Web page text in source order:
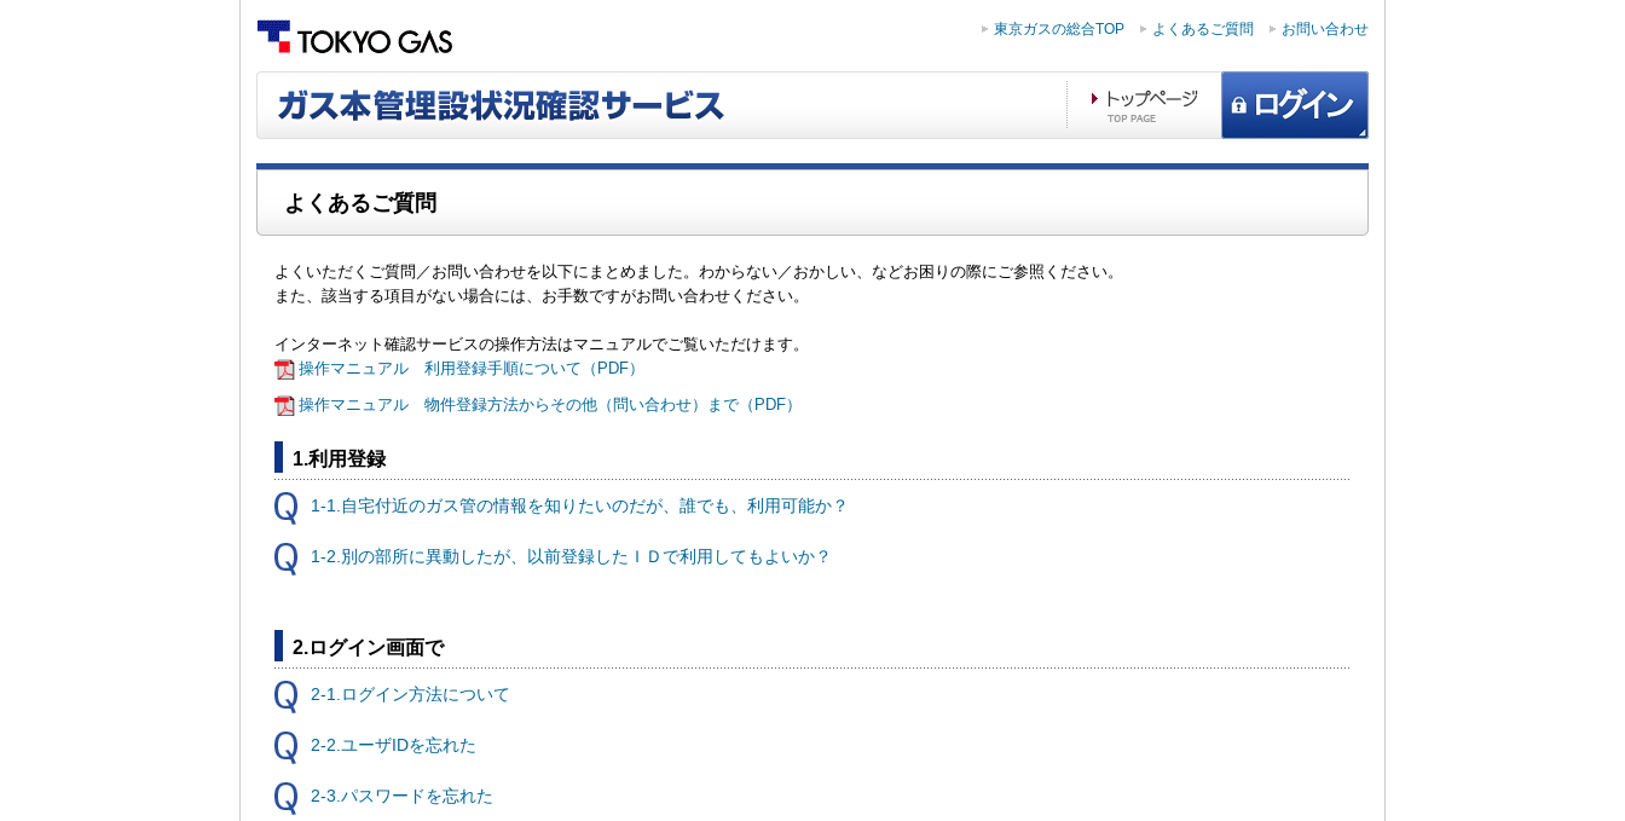
東京ガスの総合TOP よくあるご質問 お問い合わせ
よくあるご質問
よくいただくご質問／お問い合わせを以下にまとめました。わからない／おかしい、などお困りの際にご参照ください。
また、該当する項目がない場合には、お手数ですがお問い合わせください。
インターネット確認サービスの操作方法はマニュアルでご覧いただけます。
操作マニュアル 利用登録手順について（PDF）
操作マニュアル 物件登録方法からその他（問い合わせ）まで（PDF）
1.利用登録
1-1.自宅付近のガス管の情報を知りたいのだが、誰でも、利用可能か？
1-2.別の部所に異動したが、以前登録したＩＤで利用してもよいか？
2.ログイン画面で
2-1.ログイン方法について
2-2.ユーザIDを忘れた
2-3.パスワードを忘れた